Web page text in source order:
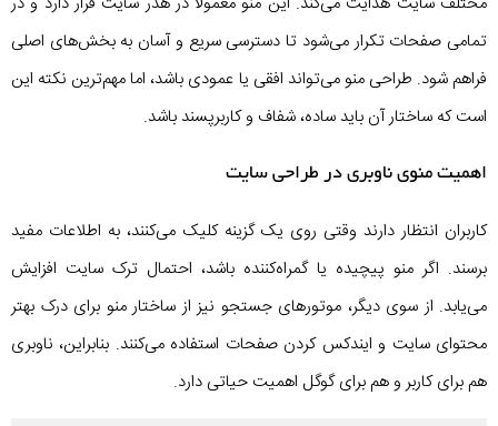
تمامی صفحات تکرار می‌شود تا دسترسی سریع و آسان به بخش‌های اصلی
فراهم شود. طراحی منو می‌تواند افقی یا عمودی باشد، اما مهم‌ترین نکته این
است که ساختار آن باید ساده، شفاف و کاربرپسند باشد.
اهمیت منوی ناوبری در طراحی سایت
کاربران انتظار دارند وقتی روی یک گزینه کلیک می‌کنند، به اطلاعات مفید
برسند. اگر منو پیچیده یا گمراه‌کننده باشد، احتمال ترک سایت افزایش
می‌یابد. از سوی دیگر، موتورهای جستجو نیز از ساختار منو برای درک بهتر
محتوای سایت و ایندکس کردن صفحات استفاده می‌کنند. بنابراین، ناوبری
هم برای کاربر و هم برای گوگل اهمیت حیاتی دارد.